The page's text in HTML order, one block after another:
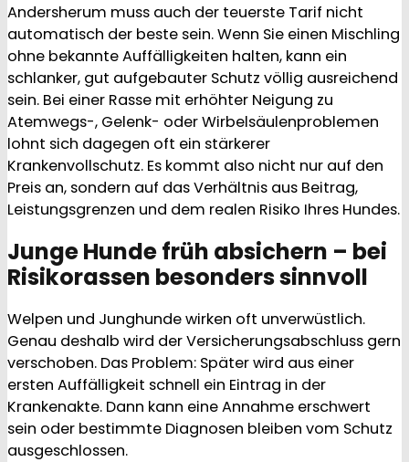
Andersherum muss auch der teuerste Tarif nicht
automatisch der beste sein. Wenn Sie einen Mischling
ohne bekannte Auffälligkeiten halten, kann ein
schlanker, gut aufgebauter Schutz völlig ausreichend
sein. Bei einer Rasse mit erhöhter Neigung zu
Atemwegs-, Gelenk- oder Wirbelsäulenproblemen
lohnt sich dagegen oft ein stärkerer
Krankenvollschutz. Es kommt also nicht nur auf den
Preis an, sondern auf das Verhältnis aus Beitrag,
Leistungsgrenzen und dem realen Risiko Ihres Hundes.
Junge Hunde früh absichern – bei
Risikorassen besonders sinnvoll
Welpen und Junghunde wirken oft unverwüstlich.
Genau deshalb wird der Versicherungsabschluss gern
verschoben. Das Problem: Später wird aus einer
ersten Auffälligkeit schnell ein Eintrag in der
Krankenakte. Dann kann eine Annahme erschwert
sein oder bestimmte Diagnosen bleiben vom Schutz
ausgeschlossen.